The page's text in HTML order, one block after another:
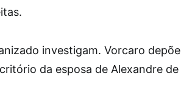
investigam. Vorcaro depõe
da esposa de Alexandre de